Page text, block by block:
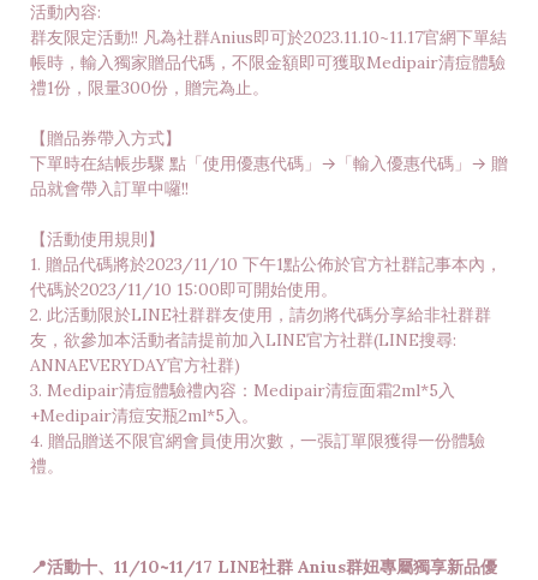
活動內容:
群友限定活動!! 凡為社群Anius即可於2023.11.10~11.17官網下單結
帳時，輸入獨家贈品代碼，不限金額即可獲取Medipair清痘體驗
禮1份，限量300份，贈完為止。
【贈品券帶入方式】
下單時在結帳步驟 點「使用優惠代碼」→「輸入優惠代碼」→ 贈
品就會帶入訂單中囉!!
【活動使用規則】
1. 贈品代碼將於2023/11/10 下午1點公佈於官方社群記事本內，
代碼於2023/11/10 15:00即可開始使用。
2. 此活動限於LINE社群群友使用，請勿將代碼分享給非社群群
友，欲參加本活動者請提前加入LINE官方社群(LINE搜尋:
ANNAEVERYDAY官方社群)
3. Medipair清痘體驗禮內容：Medipair清痘面霜2ml*5入
+Medipair清痘安瓶2ml*5入。
4. 贈品贈送不限官網會員使用次數，一張訂單限獲得一份體驗
禮。
📍活動十、11/10~11/17 LINE社群 Anius群妞專屬獨享新品優